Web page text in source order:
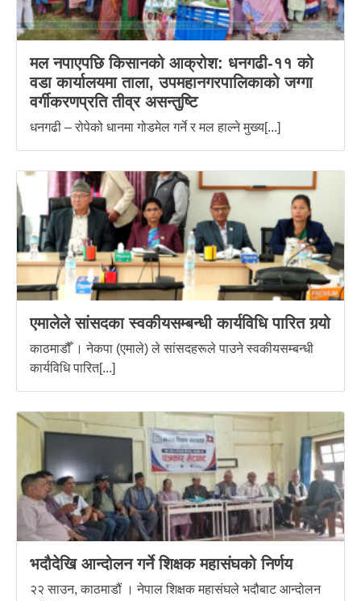
मल नपाएपछि किसानको आक्रोश: धनगढी-११ को
वडा कार्यालयमा ताला, उपमहानगरपालिकाको जग्गा
वर्गीकरणप्रति तीव्र असन्तुष्टि
धनगढी – रोपेको धानमा गोडमेल गर्ने र मल हाल्ने मुख्य[...]
एमालेले सांसदका स्वकीयसम्बन्धी कार्यविधि पारित गर्‍यो
काठमाडौँ । नेकपा (एमाले) ले सांसदहरूले पाउने स्वकीयसम्बन्धी
कार्यविधि पारित[...]
भदौदेखि आन्दोलन गर्ने शिक्षक महासंघको निर्णय
२२ साउन, काठमाडौं । नेपाल शिक्षक महासंघले भदौबाट आन्दोलन